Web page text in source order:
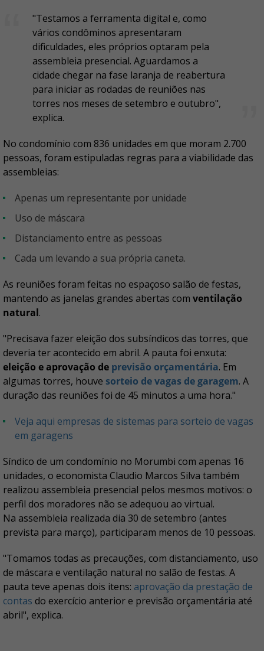
"Testamos a ferramenta digital e, como
vários condôminos apresentaram
dificuldades, eles próprios optaram pela
assembleia presencial. Aguardamos a
cidade chegar na fase laranja de reabertura
para iniciar as rodadas de reuniões nas
torres nos meses de setembro e outubro",
explica.
No condomínio com 836 unidades em que moram 2.700
pessoas, foram estipuladas regras para a viabilidade das
assembleias:
apenas um representante por unidade
uso de máscara
distanciamento entre as pessoas
cada um levando a sua própria caneta.
As reuniões foram feitas no espaçoso salão de festas,
mantendo as janelas grandes abertas com ventilação
natural.
"Precisava fazer eleição dos subsíndicos das torres, que
deveria ter acontecido em abril. A pauta foi enxuta:
eleição e aprovação de previsão orçamentária. Em
algumas torres, houve sorteio de vagas de garagem. A
duração das reuniões foi de 45 minutos a uma hora."
Veja aqui empresas de sistemas para sorteio de vagas
em garagens
Síndico de um condomínio no Morumbi com apenas 16
unidades, o economista Claudio Marcos Silva também
realizou assembleia presencial pelos mesmos motivos: o
perfil dos moradores não se adequou ao virtual.
Na assembleia realizada dia 30 de setembro (antes
prevista para março), participaram menos de 10 pessoas.
"Tomamos todas as precauções, com distanciamento, uso
de máscara e ventilação natural no salão de festas. A
pauta teve apenas dois itens: aprovação da prestação de
contas do exercício anterior e previsão orçamentária até
abril", explica.